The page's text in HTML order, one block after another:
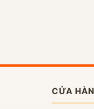
CỬA